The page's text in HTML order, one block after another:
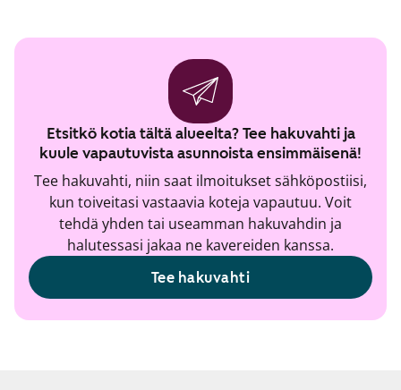
Etsitkö kotia tältä alueelta? Tee hakuvahti ja
kuule vapautuvista asunnoista ensimmäisenä!
Tee hakuvahti, niin saat ilmoitukset sähköpostiisi,
kun toiveitasi vastaavia koteja vapautuu. Voit
tehdä yhden tai useamman hakuvahdin ja
halutessasi jakaa ne kavereiden kanssa.
Tee hakuvahti